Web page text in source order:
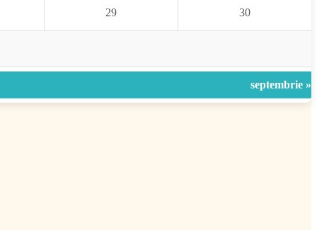
29 30
septembrie »